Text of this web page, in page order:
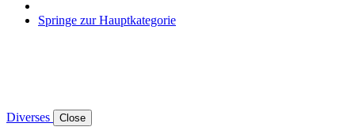
Springe zur Hauptkategorie
Diverses Close